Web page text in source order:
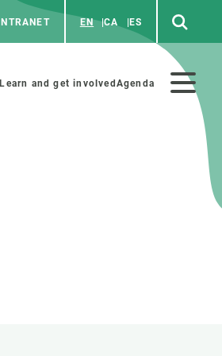
INTRANET EN CA ES
Learn and get involved Agenda